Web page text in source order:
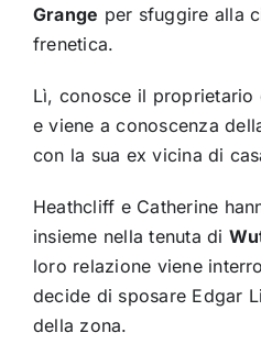
Grange per sfuggire alla
frenetica.
Lì, conosce il proprietario
e viene a conoscenza
con la sua ex vicina di
Heathcliff e Catherine
insieme nella tenuta di
loro relazione viene
decide di sposare Edgar
della zona.